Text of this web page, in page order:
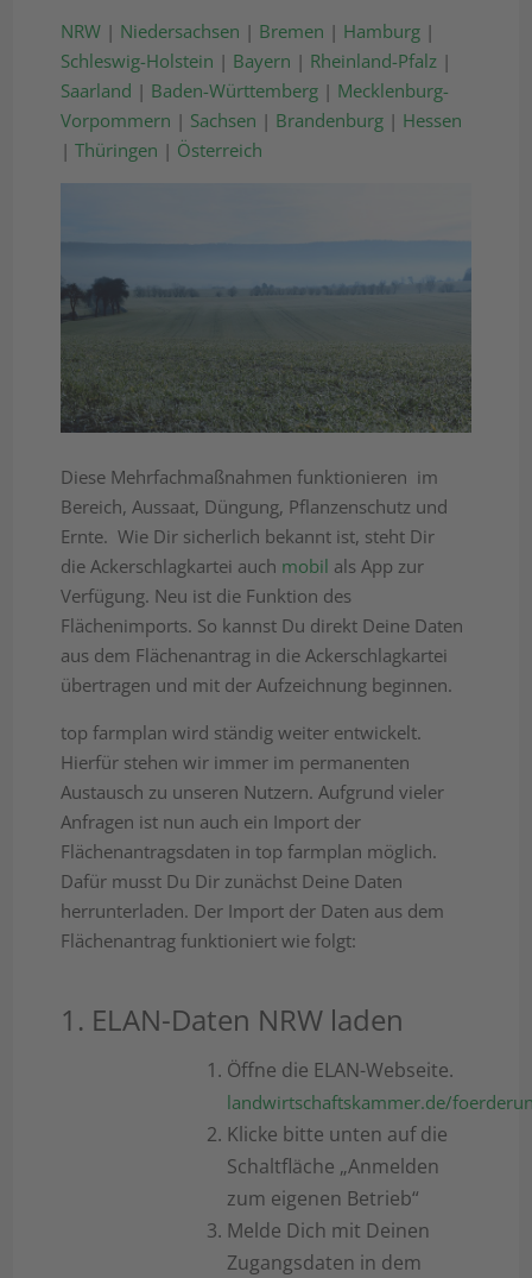
NRW | Niedersachsen | Bremen | Hamburg |
Schleswig-Holstein | Bayern | Rheinland-Pfalz |
Saarland | Baden-Württemberg | Mecklenburg-
Vorpommern | Sachsen | Brandenburg | Hessen
|Thüringen | Österreich
Diese Mehrfachmaßnahmen funktionieren im
Bereich, Aussaat, Düngung, Pflanzenschutz und
Ernte. Wie Dir sicherlich bekannt ist, steht Dir
die Ackerschlagkartei auch mobil als App zur
Verfügung. Neu ist die Funktion des
Flächenimports. So kannst Du direkt Deine Daten
aus dem Flächenantrag in die Ackerschlagkartei
übertragen und mit der Aufzeichnung beginnen.
top farmplan wird ständig weiter entwickelt.
Hierfür stehen wir immer im permanenten
Austausch zu unseren Nutzern. Aufgrund vieler
Anfragen ist nun auch ein Import der
Flächenantragsdaten in top farmplan möglich.
Dafür musst Du Dir zunächst Deine Daten
herrunterladen. Der Import der Daten aus dem
Flächenantrag funktioniert wie folgt:
1. ELAN-Daten NRW laden
Öffne die ELAN-Webseite.
landwirtschaftskammer.de/
Klicke bitte unten auf die
Schaltfläche „Anmelden
zum eigenen Betrieb“
Melde Dich mit Deinen
Zugangsdaten in dem